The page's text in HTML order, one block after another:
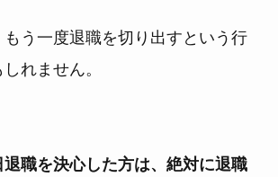
もう一度退職を切り出すという行
れません。
職を決心した方は、絶対に退職